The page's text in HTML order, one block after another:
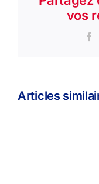
vos
Articles